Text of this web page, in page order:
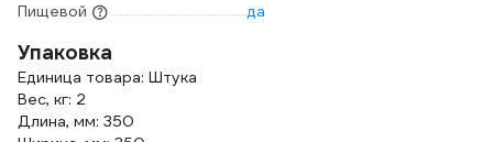
Пищевой
да
Упаковка
Единица товара: Штука
Вес, кг: 2
Длина, мм: 350